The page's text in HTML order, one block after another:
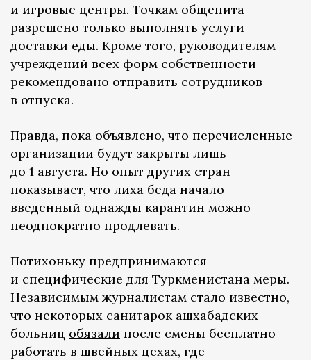
и игровые центры. Точкам общепита
разрешено только выполнять услуги
доставки еды. Кроме того, руководителям
учреждений всех форм собственности
рекомендовано отправить сотрудников
в отпуска.
Правда, пока объявлено, что перечисленные
организации будут закрыты лишь
до 1 августа. Но опыт других стран
показывает, что лиха беда начало –
введенный однажды карантин можно
неоднократно продлевать.
Потихоньку предпринимаются
и специфические для Туркменистана меры.
Независимым журналистам стало известно,
что некоторых санитарок ашхабадских
больниц обязали после смены бесплатно
работать в швейных цехах, где